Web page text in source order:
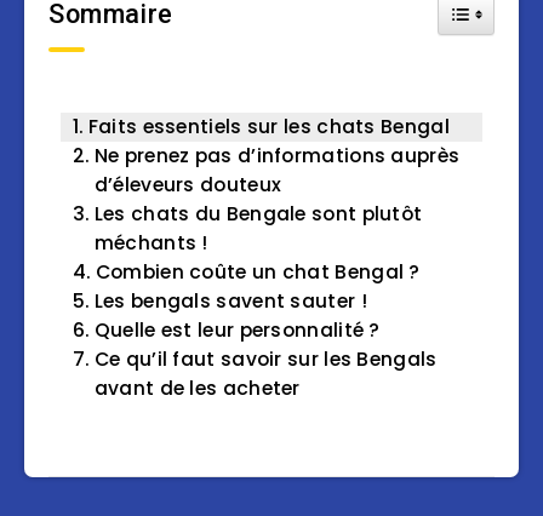
Sommaire Toggle
Faits essentiels sur les chats Bengal
Ne prenez pas d’informations auprès
d’éleveurs douteux
Les chats du Bengale sont plutôt
méchants !
Combien coûte un chat Bengal ?
Les bengals savent sauter !
Quelle est leur personnalité ?
Ce qu’il faut savoir sur les Bengals
avant de les acheter